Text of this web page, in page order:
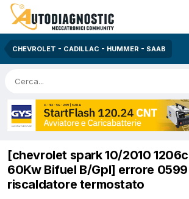
CHEVROLET - CADILLAC - HUMMER - SAAB
[chevrolet spark 10/2010
60Kw Bifuel B/Gpl] errore
riscaldatore termostato